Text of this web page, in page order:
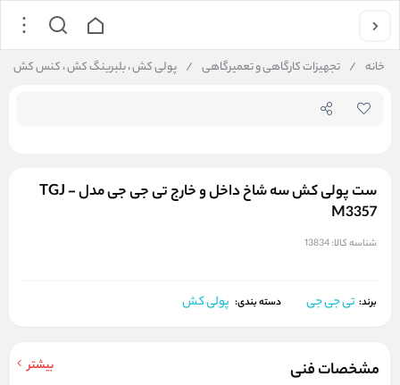
خانه / تجهیزات کارگاهی و تعمیرگاهی / پولی کش ، بلبرینگ کش ، کنس کش
ست پولی کش سه شاخ داخل و خارج تی جی جی مدل TGJ -
M3357
شناسه کالا:13834
برند: تی جی جی دسته بندی: پولی کش
مشخصات فنی بیشتر